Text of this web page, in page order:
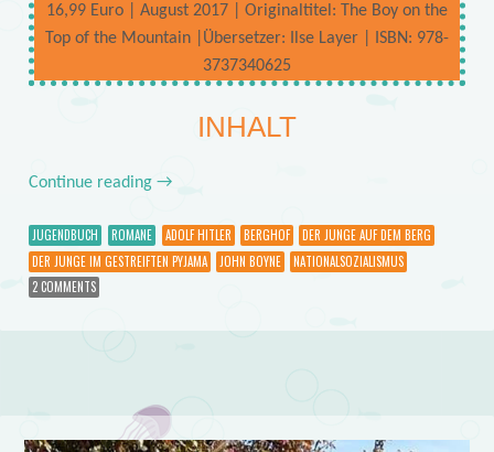
16,99 Euro | August 2017 | Originaltitel: The Boy on the
Top of the Mountain |Übersetzer: Ilse Layer | ISBN: 978-
3737340625
INHALT
Continue reading →
JUGENDBUCH ROMANE ADOLF HITLER BERGHOF
DER JUNGE AUF DEM BERG
DER JUNGE IM GESTREIFTEN PYJAMA
JOHN BOYNE
NATIONALSOZIALISMUS
2 COMMENTS
Post navigation